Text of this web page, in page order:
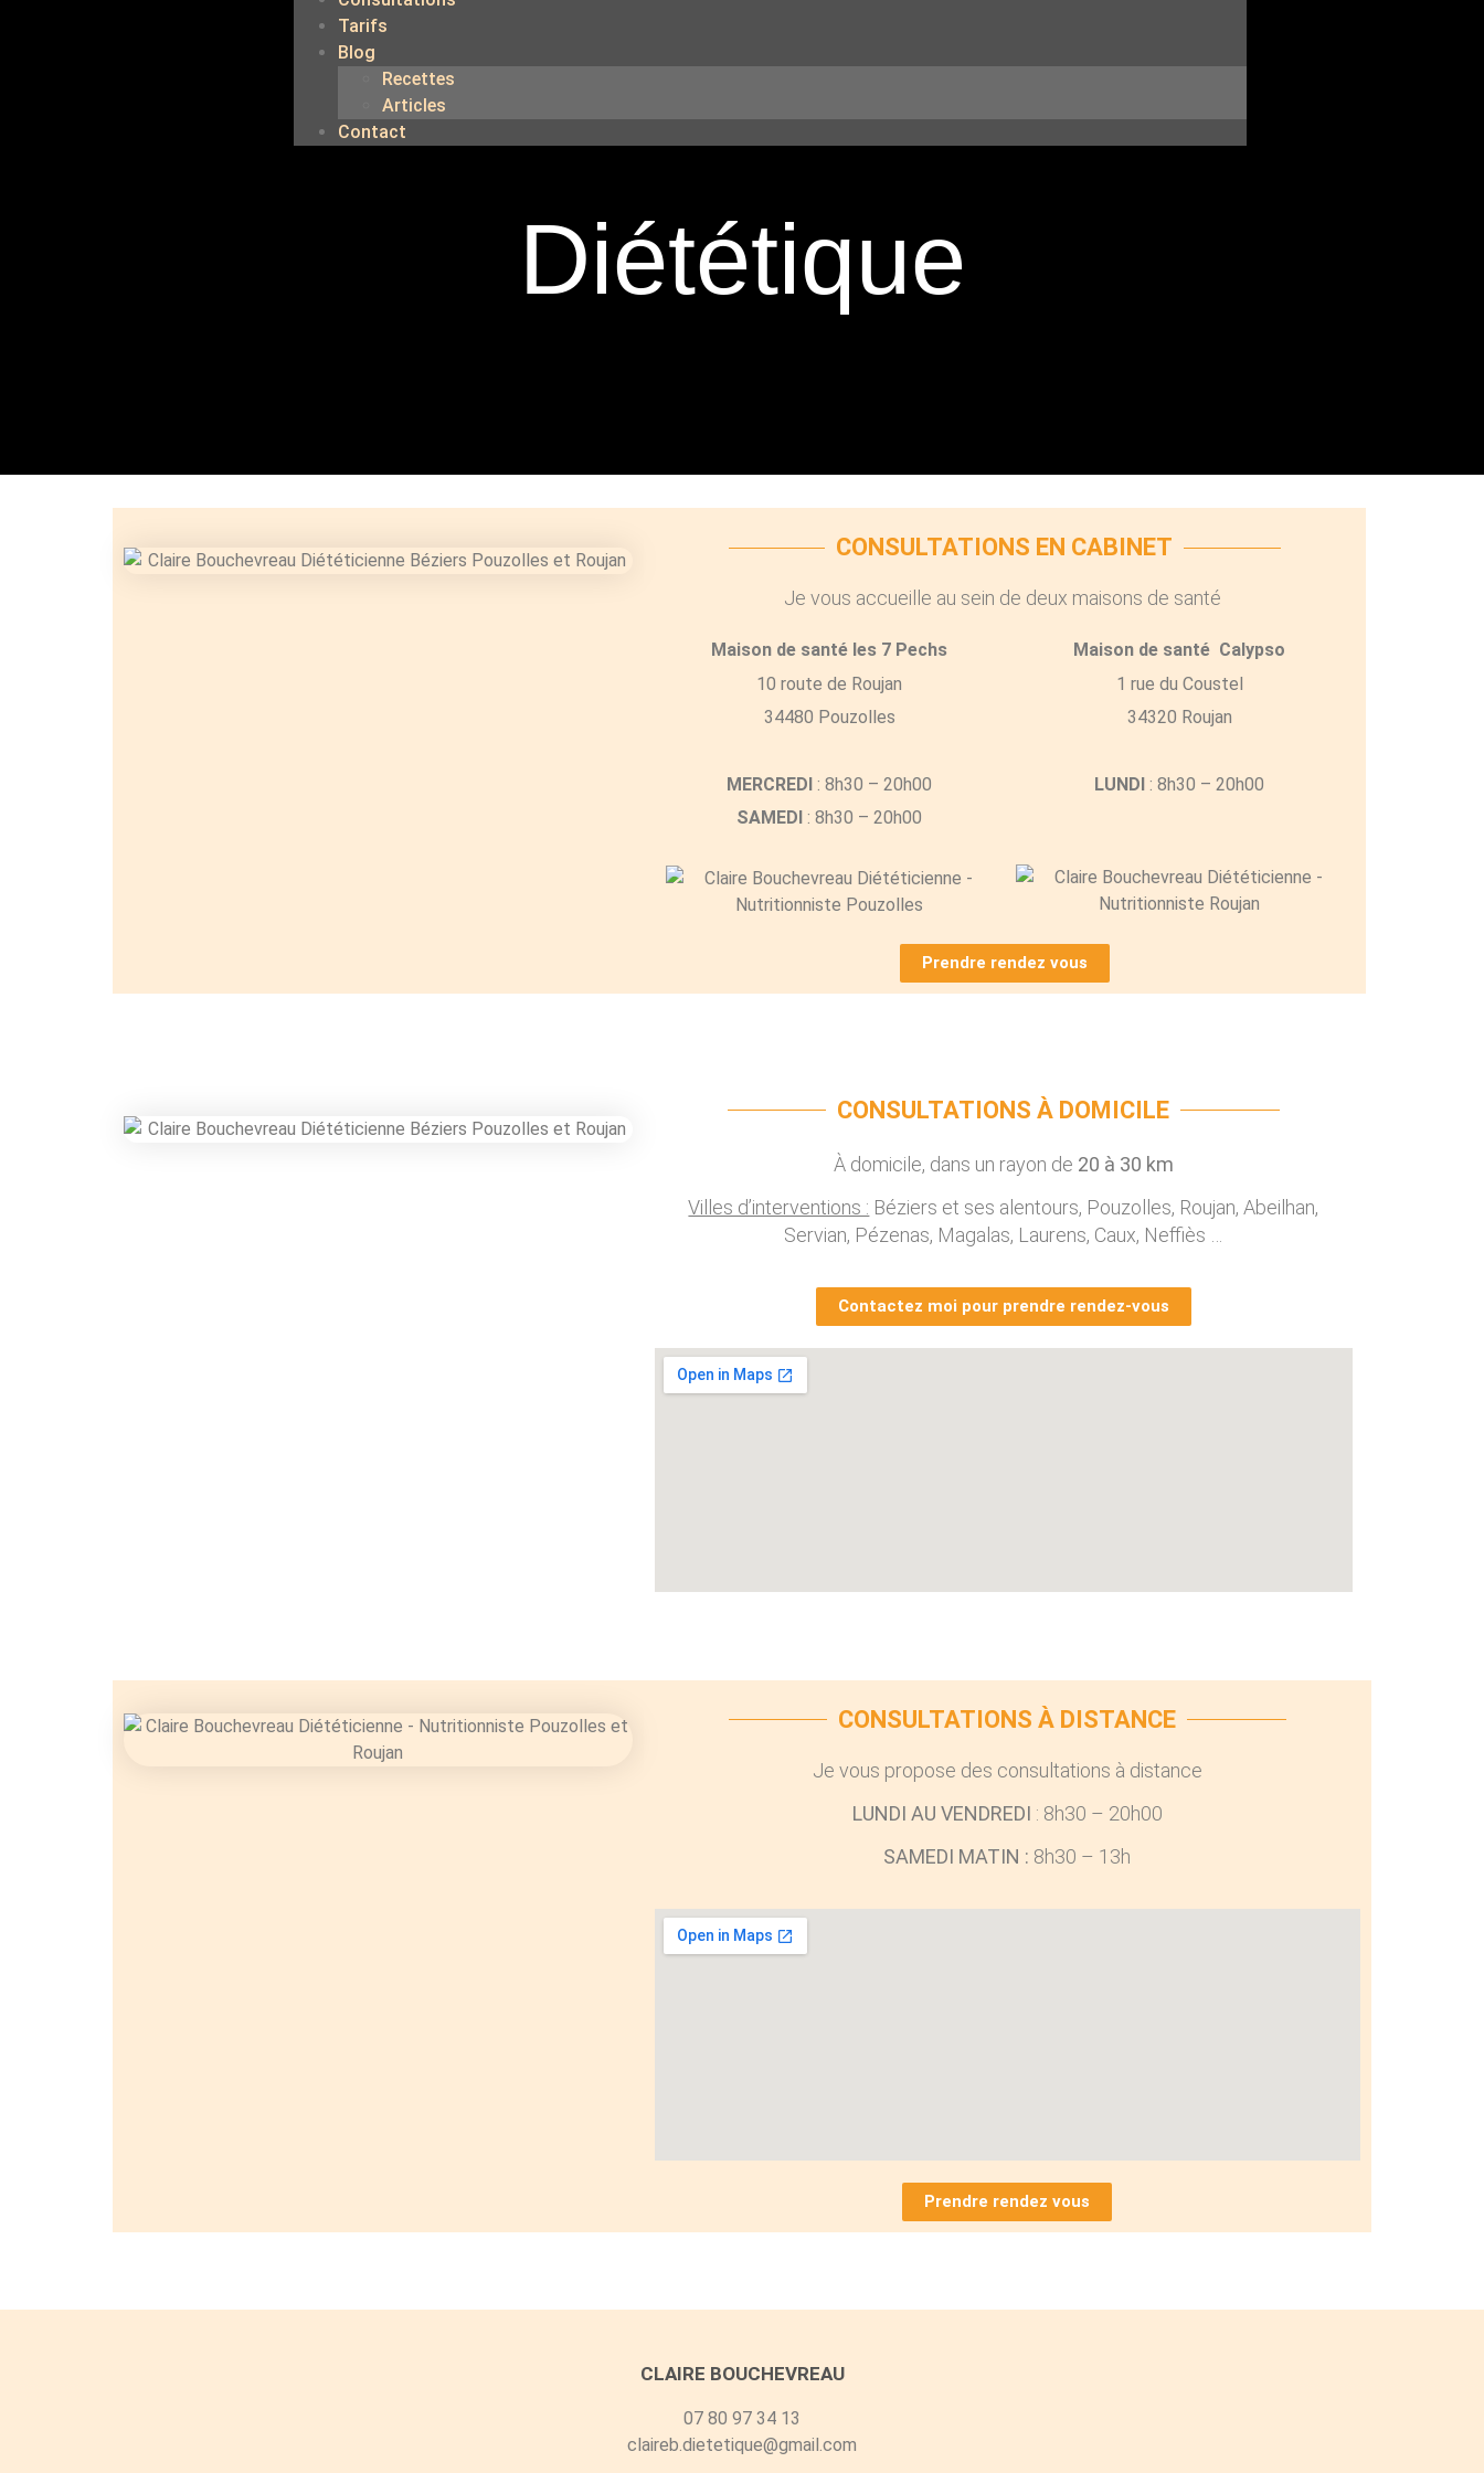
Tarifs
Blog
Recettes
Articles
Contact
Diététique
CONSULTATIONS EN CABINET
Je vous accueille au sein de deux maisons de santé
Maison de santé les 7 Pechs
10 route de Roujan
34480 Pouzolles
MERCREDI : 8h30 – 20h00
SAMEDI : 8h30 – 20h00
Maison de santé Calypso
1 rue du Coustel
34320 Roujan
LUNDI : 8h30 – 20h00
Prendre rendez vous
CONSULTATIONS À DOMICILE
À domicile, dans un rayon de 20 à 30 km
Villes d’interventions : Béziers et ses alentours, Pouzolles, Roujan, Abeilhan,
Servian, Pézenas, Magalas, Laurens, Caux, Neffiès …
Contactez moi pour prendre rendez-vous
CONSULTATIONS À DISTANCE
Je vous propose des consultations à distance
LUNDI AU VENDREDI : 8h30 – 20h00
SAMEDI MATIN : 8h30 – 13h
Prendre rendez vous
CLAIRE BOUCHEVREAU
07 80 97 34 13
claireb.dietetique@gmail.com​